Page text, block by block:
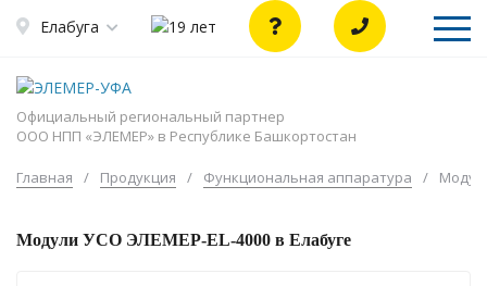
Елабуга
Официальный региональный партнер
ООО НПП «ЭЛЕМЕР» в Республике Башкортостан
Главная / Продукция / Функциональная аппаратура /
Модули УСО ЭЛЕМЕР-EL-4000 в Елабуге